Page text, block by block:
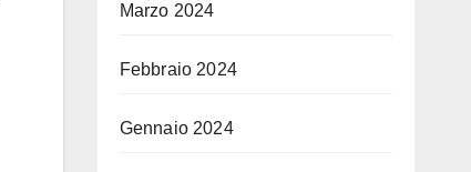
Marzo 2024
Febbraio 2024
Gennaio 2024